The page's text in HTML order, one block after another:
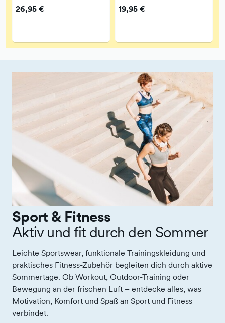
26,95 € 19,95 €
Sport & Fitness
Aktiv und fit durch den Sommer
Leichte Sportswear, funktionale Trainingskleidung und
praktisches Fitness-Zubehör begleiten dich durch aktive
Sommertage. Ob Workout, Outdoor-Training oder
Bewegung an der frischen Luft – entdecke alles, was
Motivation, Komfort und Spaß an Sport und Fitness
verbindet.